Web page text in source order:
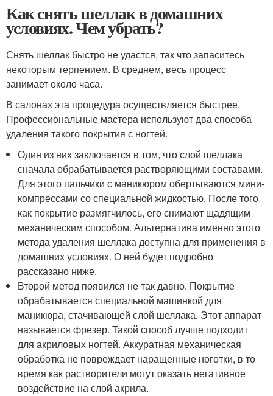
Как снять шеллак в домашних
условиях. Чем убрать?
Снять шеллак быстро не удастся, так что запаситесь
некоторым терпением. В среднем, весь процесс
занимает около часа.
В салонах эта процедура осуществляется быстрее.
Профессиональные мастера используют два способа
удаления такого покрытия с ногтей.
Один из них заключается в том, что слой шеллака
сначала обрабатывается растворяющими составами.
Для этого пальчики с маникюром обертываются мини-
компрессами со специальной жидкостью. После того
как покрытие размягчилось, его снимают щадящим
механическим способом. Альтернатива именно этого
метода удаления шеллака доступна для применения в
домашних условиях. О ней будет подробно
рассказано ниже.
Второй метод появился не так давно. Покрытие
обрабатывается специальной машинкой для
маникюра, стачивающей слой шеллака. Этот аппарат
называется фрезер. Такой способ лучше подходит
для акриловых ногтей. Аккуратная механическая
обработка не повреждает наращенные ноготки, в то
время как растворители могут оказать негативное
воздействие на слой акрила.